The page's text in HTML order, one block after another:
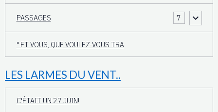
PASSAGES 7
" ET VOUS, QUE VOULEZ-VOUS TRA
LES LARMES DU VENT..
C'ÉTAIT UN 27 JUIN!